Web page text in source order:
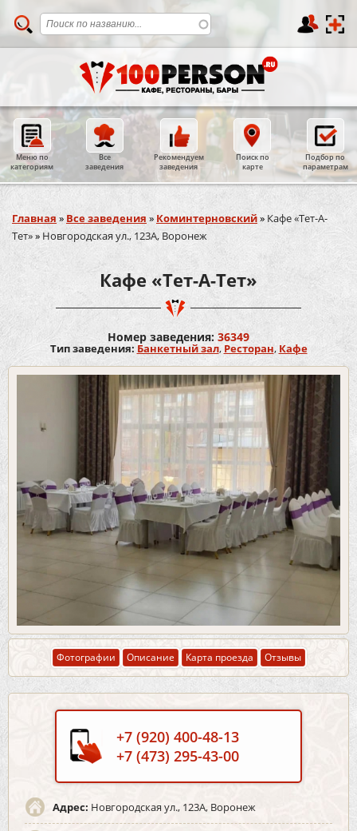
Меню по
категориям
Все
заведения
Рекомендуем
заведения
Поиск по
карте
Подбор по
параметрам
Вы здесь
Главная » Все заведения » Коминтерновский» Кафе «Тет-А-
Тет»» Новгородская ул., 123А, Воронеж
Кафе «Тет-А-Тет»
Номер заведения: 36349
Тип заведения: Банкетный зал, Ресторан, Кафе
Фотографии Описание Карта проезда Отзывы
+7 (920) 400-48-13
+7 (473) 295-43-00
Адрес: Новгородская ул., 123А, Воронеж